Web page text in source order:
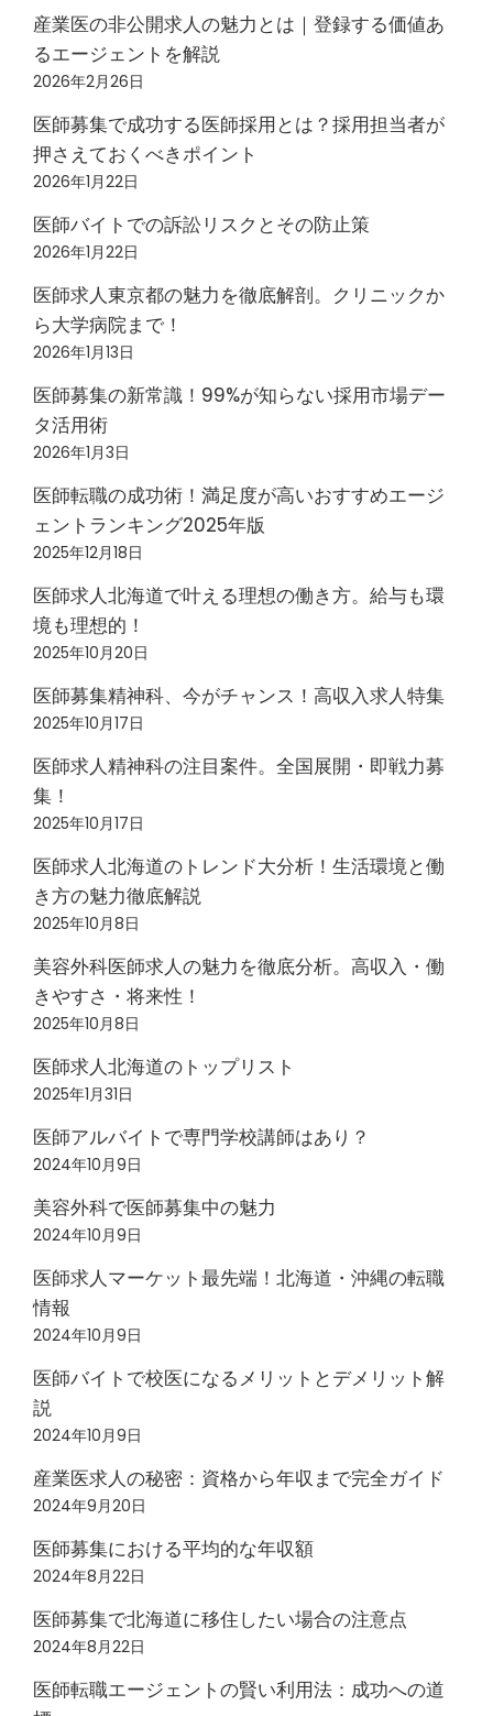
産業医の非公開求人の魅力とは｜登録する価値あ
るエージェントを解説
2026年2月26日
医師募集で成功する医師採用とは？採用担当者が
押さえておくべきポイント
2026年1月22日
医師バイトでの訴訟リスクとその防止策
2026年1月22日
医師求人東京都の魅力を徹底解剖。クリニックか
ら大学病院まで！
2026年1月13日
医師募集の新常識！99%が知らない採用市場デー
タ活用術
2026年1月3日
医師転職の成功術！満足度が高いおすすめエージ
ェントランキング2025年版
2025年12月18日
医師求人北海道で叶える理想の働き方。給与も環
境も理想的！
2025年10月20日
医師募集精神科、今がチャンス！高収入求人特集
2025年10月17日
医師求人精神科の注目案件。全国展開・即戦力募
集！
2025年10月17日
医師求人北海道のトレンド大分析！生活環境と働
き方の魅力徹底解説
2025年10月8日
美容外科医師求人の魅力を徹底分析。高収入・働
きやすさ・将来性！
2025年10月8日
医師求人北海道のトップリスト
2025年1月31日
医師アルバイトで専門学校講師はあり？
2024年10月9日
美容外科で医師募集中の魅力
2024年10月9日
医師求人マーケット最先端！北海道・沖縄の転職
情報
2024年10月9日
医師バイトで校医になるメリットとデメリット解
説
2024年10月9日
産業医求人の秘密：資格から年収まで完全ガイド
2024年9月20日
医師募集における平均的な年収額
2024年8月22日
医師募集で北海道に移住したい場合の注意点
2024年8月22日
医師転職エージェントの賢い利用法：成功への道